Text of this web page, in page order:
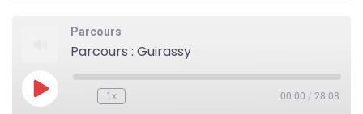
Parcours
Parcours : Guirassy
Play
Episode
Rewind
1x 00:00 / 28:08